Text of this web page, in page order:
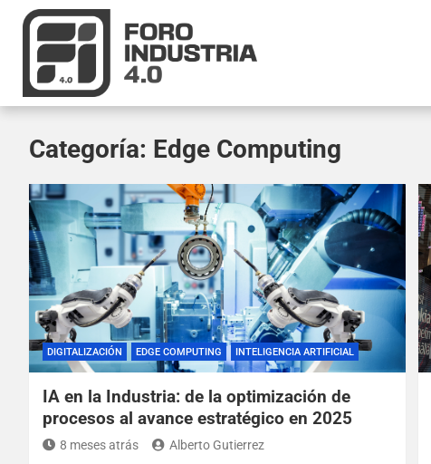
Categoría: Edge Computing
DIGITALIZACIÓN EDGE COMPUTING INTELIGENCIA ARTIFICIAL
IA en la Industria: de la optimización de
procesos al avance estratégico en 2025
8 meses atrás Alberto Gutierrez